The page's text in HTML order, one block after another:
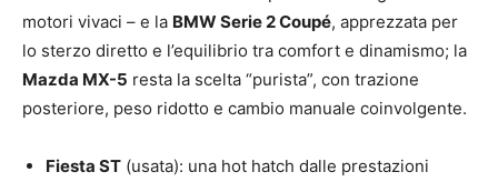
motori vivaci – e la BMW Serie 2 Coupé, apprezzata per
lo sterzo diretto e l’equilibrio tra comfort e dinamismo; la
Mazda MX-5 resta la scelta “purista”, con trazione
posteriore, peso ridotto e cambio manuale coinvolgente.
Fiesta ST (usata): una hot hatch dalle prestazioni